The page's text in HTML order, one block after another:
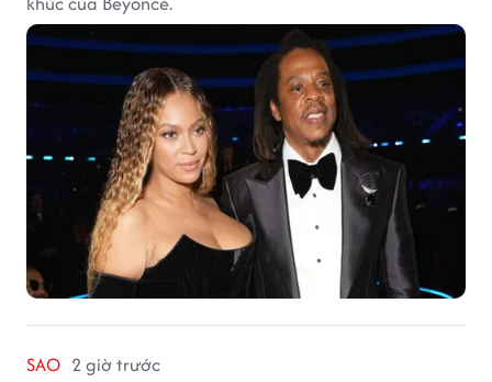
SAO 2 giờ trước